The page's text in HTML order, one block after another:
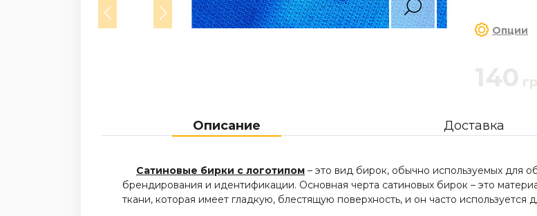
Опции
Описание Доставка
Сатиновые бирки с логотипом – это вид бирок, обычно используемых для
брендирования и идентификации. Основная черта сатиновых бирок – это
ткани, которая имеет гладкую, блестящую поверхность, и он часто используется